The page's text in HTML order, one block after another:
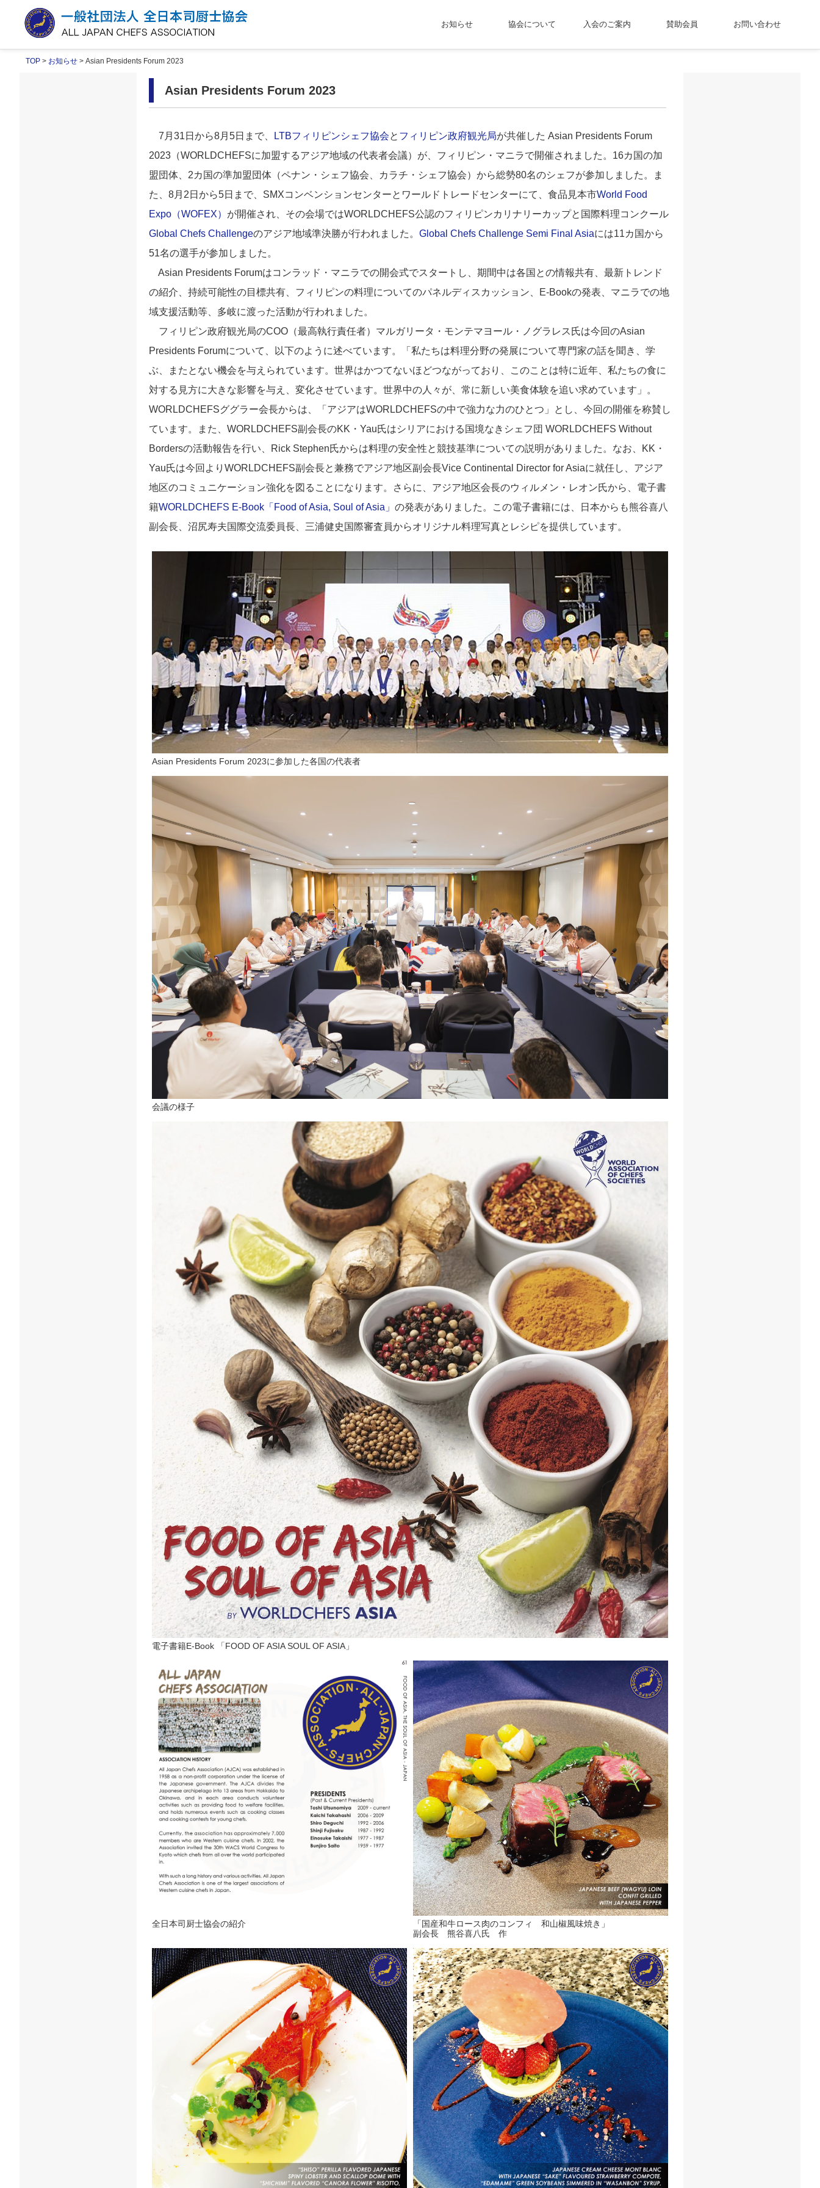
お知らせ 協会について 入会のご案内 賛助会員 お問い合わせ
TOP > お知らせ > Asian Presidents Forum 2023
Asian Presidents Forum 2023
7月31日から8月5日まで、 LTBフィリピンシェフ協会と フィリピン政府観光局が共催した Asian Presidents Forum
2023（WORLDCHEFSに加盟するアジア地域の代表者会議）が、フィリピン・マニラで開催されました。16カ国の加
盟団体、2カ国の準加盟団体（ペナン・シェフ協会、カラチ・シェフ協会）から総勢80名のシェフが参加しました。ま
た、8月2日から5日まで、SMXコンベンションセンターとワールドトレードセンターにて、食品見本市World Food
Expo（WOFEX） が開催され、その会場ではWORLDCHEFS公認のフィリピンカリナリーカップと国際料理コンクール
Global Chefs Challengeのアジア地域準決勝が行われました。 Global Chefs Challenge Semi Final Asiaには11カ国から
51名の選手が参加しました。
Asian Presidents Forumはコンラッド・マニラでの開会式でスタートし、期間中は各国との情報共有、最新トレンド
の紹介、持続可能性の目標共有、フィリピンの料理についてのパネルディスカッション、E-Bookの発表、マニラでの地
域支援活動等、多岐に渡った活動が行われました。
フィリピン政府観光局のCOO（最高執行責任者）マルガリータ・モンテマヨール・ノグラレス氏は今回のAsian
Presidents Forumについて、以下のように述べています。「私たちは料理分野の発展について専門家の話を聞き、学
ぶ、またとない機会を与えられています。世界はかつてないほどつながっており、このことは特に近年、私たちの食に
対する見方に大きな影響を与え、変化させています。世界中の人々が、常に新しい美食体験を追い求めています」。
WORLDCHEFSググラー会長からは、「アジアはWORLDCHEFSの中で強力な力のひとつ」とし、今回の開催を称賛し
ています。また、WORLDCHEFS副会長のKK・Yau氏はシリアにおける国境なきシェフ団 WORLDCHEFS Without
Bordersの活動報告を行い、Rick Stephen氏からは料理の安全性と競技基準についての説明がありました。なお、KK・
Yau氏は今回よりWORLDCHEFS副会長と兼務でアジア地区副会長Vice Continental Director for Asiaに就任し、アジア
地区のコミュニケーション強化を図ることになります。さらに、アジア地区会長のウィルメン・レオン氏から、電子書
籍WORLDCHEFS E-Book「Food of Asia, Soul of Asia」 の発表がありました。この電子書籍には、日本からも熊谷喜八
副会長、沼尻寿夫国際交流委員長、三浦健史国際審査員からオリジナル料理写真とレシピを提供しています。
Asian Presidents Forum 2023に参加した各国の代表者
会議の様子
電子書籍E-Book 「FOOD OF ASIA SOUL OF ASIA」
全日本司厨士協会の紹介
「国産和牛ロース肉のコンフィ 和山椒風味焼き」
副会長 熊谷喜八氏 作